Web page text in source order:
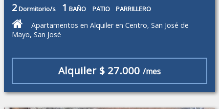
2Dormitorio/s 1 BAÑO PATIO PARRILLERO
Apartamentos en Alquiler en Centro, San José de
Mayo, San José
Alquiler $ 27.000 /mes